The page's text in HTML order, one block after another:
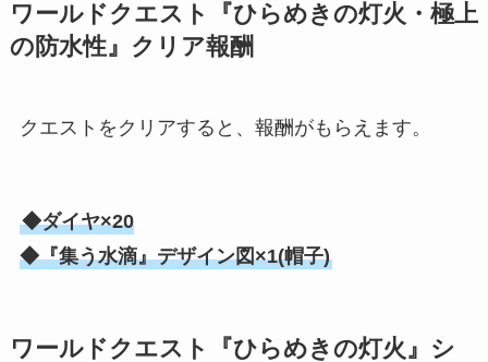
ワールドクエスト『ひらめきの灯火・極上
の防水性』クリア報酬
クエストをクリアすると、報酬がもらえます。
◆ダイヤ×20
◆『集う水滴』デザイン図×1(帽子)
ワールドクエスト『ひらめきの灯火』シ